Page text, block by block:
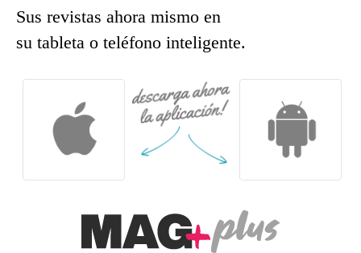
Sus revistas ahora mismo en
su tableta o teléfono inteligente.